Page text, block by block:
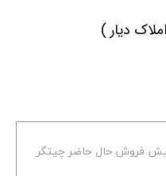
دیار )
پیش فروش حال حاضر چیتگر